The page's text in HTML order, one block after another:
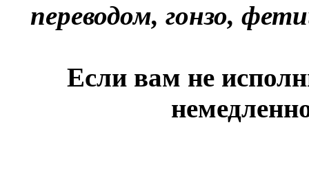
переводом, гонзо,
Если вам не